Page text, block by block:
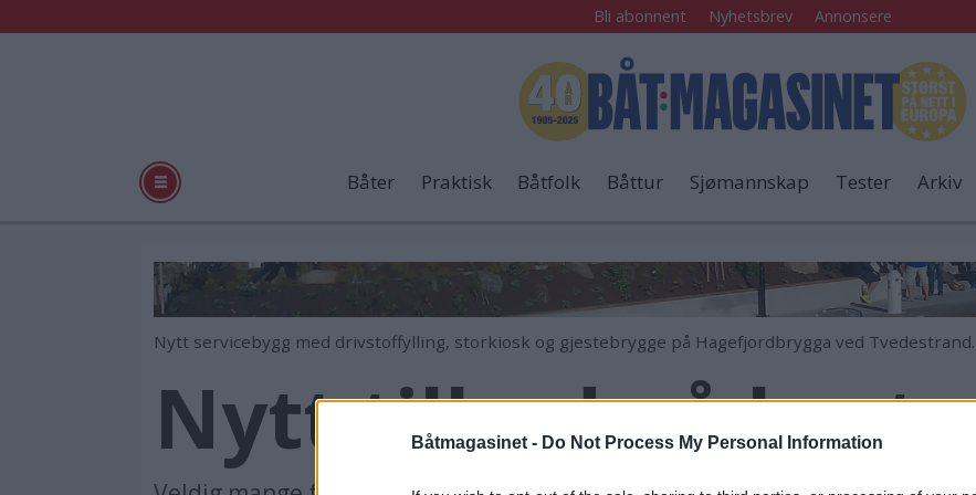
Båtmagasinet - Do Not Process My Personal Information
Bli abonnent Nyhetsbrev Annonsere
Båter Praktisk Båtfolk Båttur Sjømannskap Tester Arkiv
Nytt servicebygg med drivstoffylling, storkiosk og gjestebrygge på Hagefjordbrygga ved Tvedestrand.
Nytt tilbud på